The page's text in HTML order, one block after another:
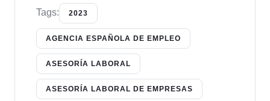
Tags: 2023
AGENCIA ESPAÑOLA DE EMPLEO
ASESORÍA LABORAL
ASESORÍA LABORAL DE EMPRESAS